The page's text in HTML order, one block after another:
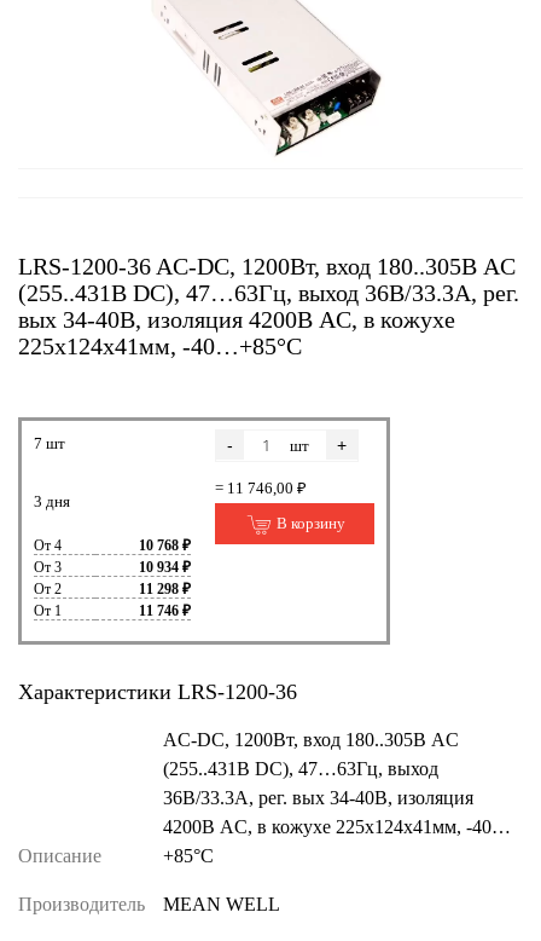
LRS-1200-36 AC-DC, 1200Вт, вход 180..305В AC
(255..431В DC), 47…63Гц, выход 36В/33.3A, рег.
вых 34-40В, изоляция 4200В AC, в кожухе
225х124х41мм, -40…+85°С
7 шт
3 дня
От 4
10 768 ₽
От 3
10 934 ₽
От 2
11 298 ₽
От 1
11 746 ₽
- шт +
= 11 746,00 ₽
В корзину
Характеристики LRS-1200-36
Описание
AC-DC, 1200Вт, вход 180..305В AC
(255..431В DC), 47…63Гц, выход
36В/33.3A, рег. вых 34-40В, изоляция
4200В AC, в кожухе 225х124х41мм, -40…
+85°С
Производитель MEAN WELL